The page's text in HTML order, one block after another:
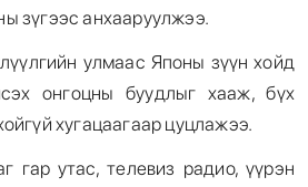
зүгээс анхааруулжээ.
улмаас Японы зүүн хойд
онгоцны буудлыг хааж, бүх
хугацаагаар цуцлажээ.
гар утас, телевиз радио, үүрэн